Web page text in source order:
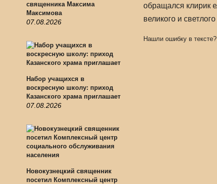
священника Максима
Максимова
07.08.2026
Набор учащихся в
воскресную школу: приход
Казанского храма приглашает
07.08.2026
Новокузнецкий священник
посетил Комплексный центр
обращался клирик
великого и
Нашли ошибку в